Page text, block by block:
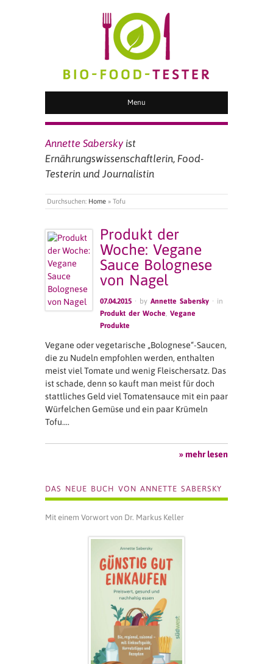
BIO FOOD TESTER
Menu
Annette Sabersky ist
Ernährungswissenschaftlerin, Food-
Testerin und Journalistin
Durchsuchen: Home » Tofu
Produkt der
Woche: Vegane
Sauce Bolognese
von Nagel
07.04.2015 · byAnnette Sabersky · in
Produkt der Woche ,Vegane
Produkte
Vegane oder vegetarische „Bolognese“-Saucen,
die zu Nudeln empfohlen werden, enthalten
meist viel Tomate und wenig Fleischersatz. Das
ist schade, denn so kauft man meist für doch
stattliches Geld viel Tomatensauce mit ein paar
Würfelchen Gemüse und ein paar Krümeln
Tofu….
» mehr lesen
DAS NEUE BUCH VON ANNETTE SABERSKY
Mit einem Vorwort von Dr. Markus Keller